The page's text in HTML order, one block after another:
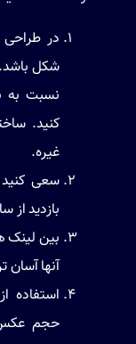
در
شکل باشد.
نسبت به
کنید.
غیره.
سعی کنید
بازدید از
بین لینک
آنها آسان
حجم عکس